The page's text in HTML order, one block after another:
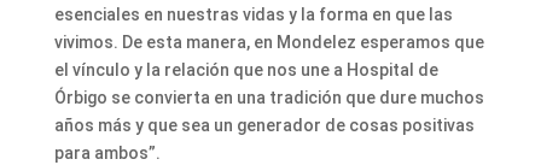
esenciales en nuestras vidas y la forma en que las
vivimos. De esta manera, en Mondelez esperamos que
el vínculo y la relación que nos une a Hospital de
Órbigo se convierta en una tradición que dure muchos
años más y que sea un generador de cosas positivas
para ambos”.